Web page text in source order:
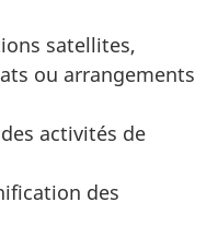
satellites,
ou arrangements
activités de
des